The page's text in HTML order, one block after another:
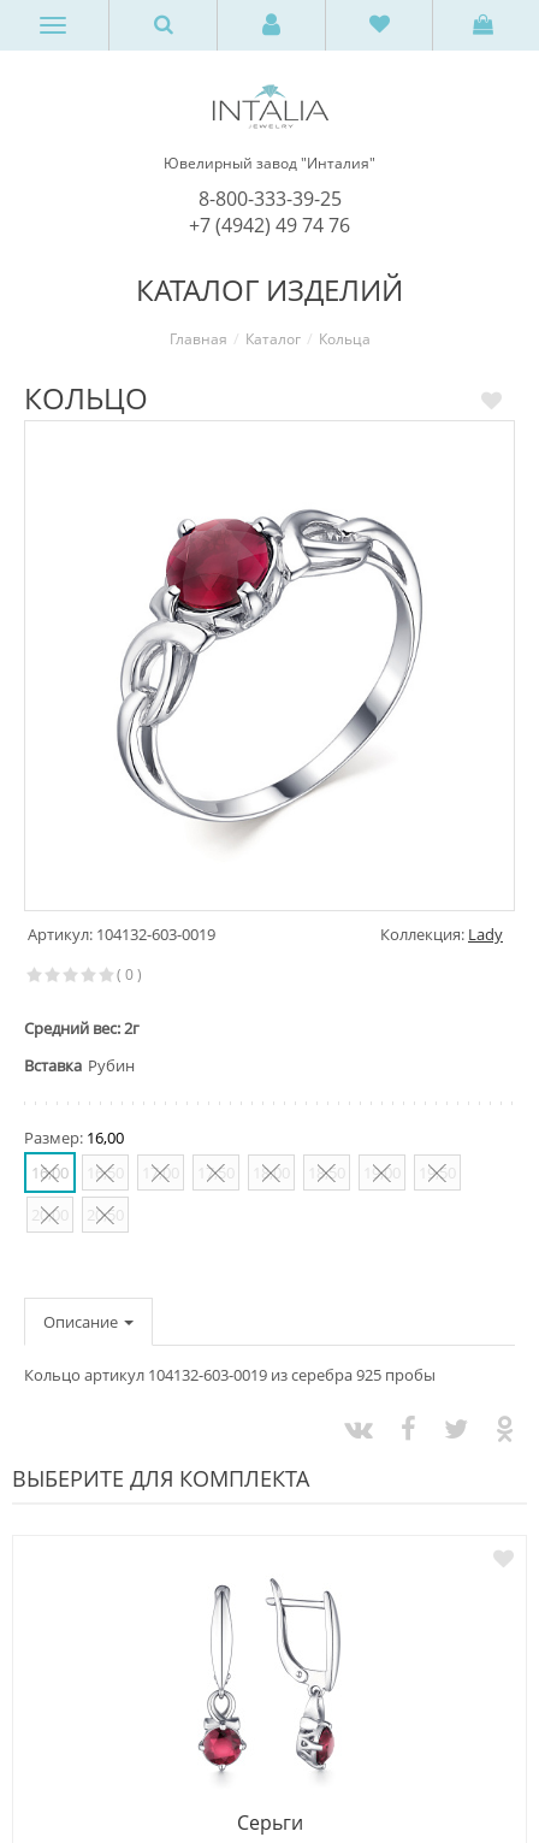
Ювелирный завод "Инталия"
8-800-333-39-25
+7 (4942) 49 74 76
КАТАЛОГ ИЗДЕЛИЙ
Главная Каталог Кольца
КОЛЬЦО
Артикул: 104132-603-0019 Коллекция: Lady
( 0 )
Средний вес: 2г
Вставка Рубин
Размер: 16,00
16,00
16,50 17,00 17,50 18,00 18,50 19,00
19,50
20,00
20,50
Описание
Кольцо артикул 104132-603-0019 из серебра 925 пробы
ВЫБЕРИТЕ ДЛЯ КОМПЛЕКТА
Серьги